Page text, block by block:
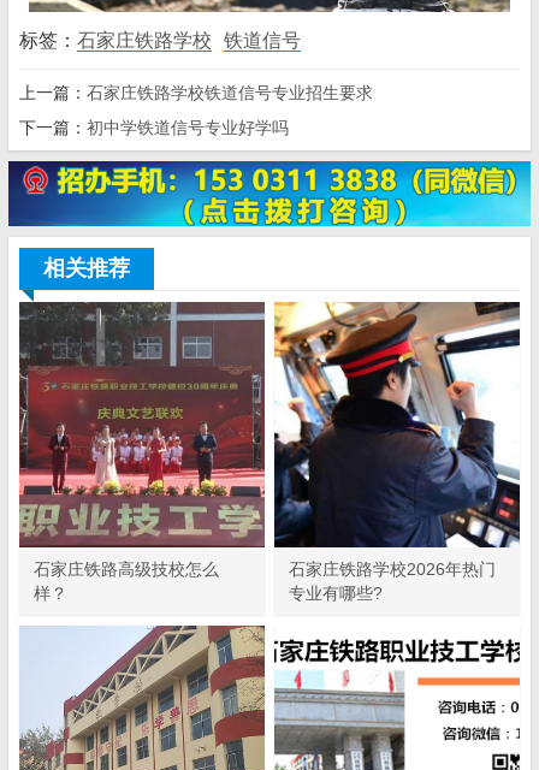
标签： 石家庄铁路学校 铁道信号
上一篇： 石家庄铁路学校铁道信号专业招生要求
下一篇： 初中学铁道信号专业好学吗
相关推荐
石家庄铁路高级技校怎么
样？
石家庄铁路学校2026年热门
专业有哪些?